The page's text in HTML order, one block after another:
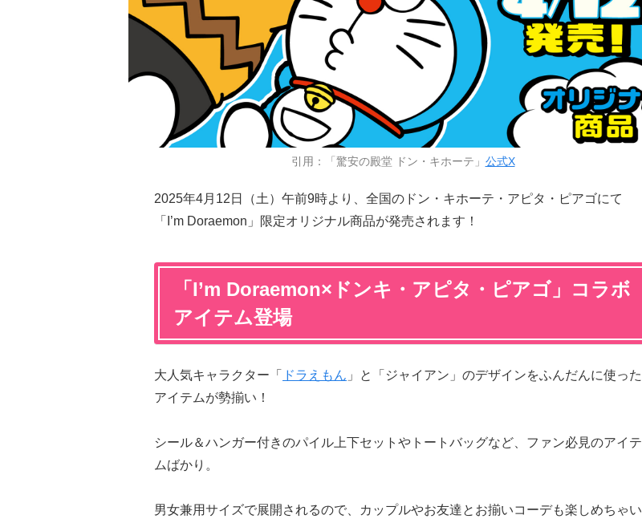
引用：「驚安の殿堂 ドン・キホーテ」 公式X
2025年4月12日（土）午前9時より、全国のドン・キホーテ・アピタ・ピアゴにて
「I’m Doraemon」限定オリジナル商品が発売されます！
「I’m Doraemon×ドンキ・アピタ・ピアゴ」コラボ
アイテム登場
大人気キャラクター「 ドラえもん 」と「ジャイアン」のデザインをふんだんに使った
アイテムが勢揃い！
シール＆ハンガー付きのパイル上下セットやトートバッグなど、ファン必見のアイテ
ムばかり。
男女兼用サイズで展開されるので、カップルやお友達とお揃いコーデも楽しめちゃい